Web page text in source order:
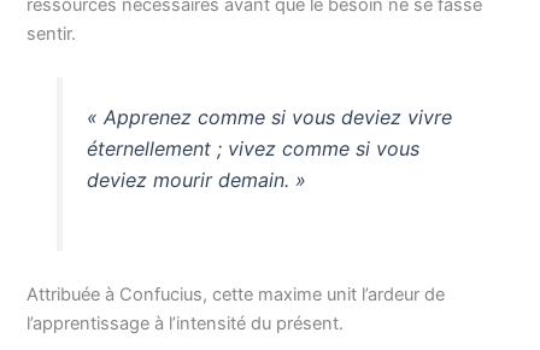
ressources nécessaires avant que le besoin ne se fasse
sentir.
« Apprenez comme si vous deviez vivre
éternellement ; vivez comme si vous
deviez mourir demain. »
Attribuée à Confucius, cette maxime unit l’ardeur de
l’apprentissage à l’intensité du présent.